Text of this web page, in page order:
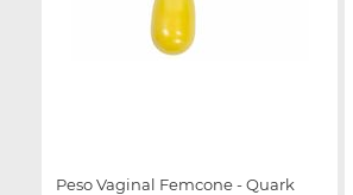
Peso Vaginal Femcone - Quark